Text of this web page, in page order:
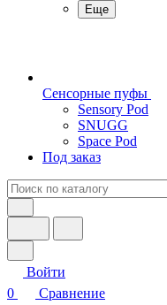
Еще
Сенсорные пуфы
Sensory Pod
SNUGG
Space Pod
Под заказ
Войти
0
Сравнение